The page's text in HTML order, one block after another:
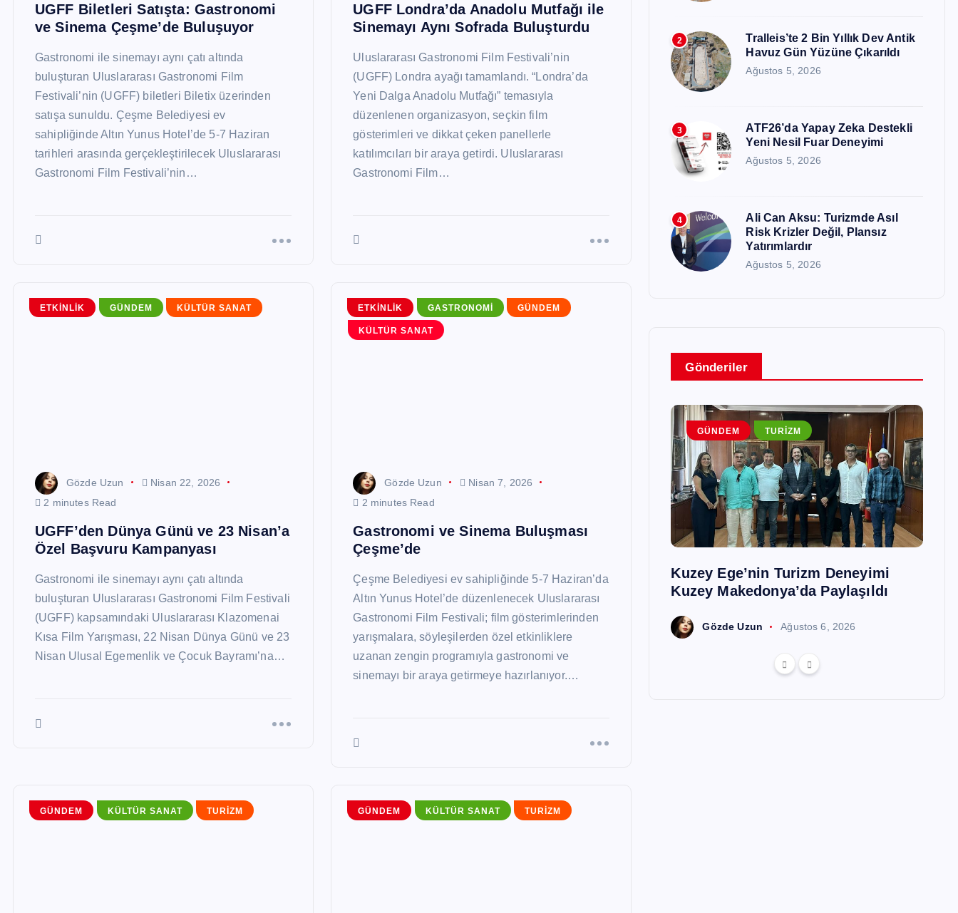
UGFF Biletleri Satışta: Gastronomi
ve Sinema Çeşme’de Buluşuyor
Gastronomi ile sinemayı aynı çatı altında
buluşturan Uluslararası Gastronomi Film
Festivali’nin (UGFF) biletleri Biletix üzerinden
satışa sunuldu. Çeşme Belediyesi ev
sahipliğinde Altın Yunus Hotel’de 5-7 Haziran
tarihleri arasında gerçekleştirilecek Uluslararası
Gastronomi Film Festivali’nin…
UGFF Londra’da Anadolu Mutfağı ile
Sinemayı Aynı Sofrada Buluşturdu
Uluslararası Gastronomi Film Festivali’nin
(UGFF) Londra ayağı tamamlandı. “Londra’da
Yeni Dalga Anadolu Mutfağı” temasıyla
düzenlenen organizasyon, seçkin film
gösterimleri ve dikkat çeken panellerle
katılımcıları bir araya getirdi. Uluslararası
Gastronomi Film…
ETKINLIK GÜNDEM KÜLTÜR SANAT
Gözde Uzun
Nisan 22, 2026
2 minutes Read
UGFF’den Dünya Günü ve 23 Nisan’a
Özel Başvuru Kampanyası
Gastronomi ile sinemayı aynı çatı altında
buluşturan Uluslararası Gastronomi Film Festivali
(UGFF) kapsamındaki Uluslararası Klazomenai
Kısa Film Yarışması, 22 Nisan Dünya Günü ve 23
Nisan Ulusal Egemenlik ve Çocuk Bayramı’na…
ETKINLIK GASTRONOMI GÜNDEM
KÜLTÜR SANAT
Gözde Uzun
Nisan 7, 2026
2 minutes Read
Gastronomi ve Sinema Buluşması
Çeşme’de
Çeşme Belediyesi ev sahipliğinde 5-7 Haziran’da
Altın Yunus Hotel’de düzenlenecek Uluslararası
Gastronomi Film Festivali; film gösterimlerinden
yarışmalara, söyleşilerden özel etkinliklere
uzanan zengin programıyla gastronomi ve
sinemayı bir araya getirmeye hazırlanıyor.…
GÜNDEM KÜLTÜR SANAT TURIZM GÜNDEM KÜLTÜR SANAT TURIZM
2
Tralleis’te 2 Bin Yıllık Dev Antik
Havuz Gün Yüzüne Çıkarıldı
Ağustos 5, 2026
3
ATF26’da Yapay Zeka Destekli
Yeni Nesil Fuar Deneyimi
Ağustos 5, 2026
4
Ali Can Aksu: Turizmde Asıl
Risk Krizler Değil, Plansız
Yatırımlardır
Ağustos 5, 2026
Gönderiler
Türkiye Turizminin Yol Haritası
ITF’de Masaya Yatırılacak
Gözde Uzun
GÜNDEM TURIZM
Kuzey Ege’nin Turizm Deneyimi
Kuzey Makedonya’da Paylaşıldı
Gözde Uzun Ağustos 6, 2026